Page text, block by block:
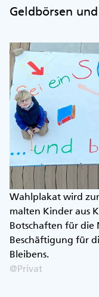
Geldbörsen
Wahlplakat wird
malten Kinder aus
Botschaften für die
Beschäftigung für
Bleibens.
@Privat